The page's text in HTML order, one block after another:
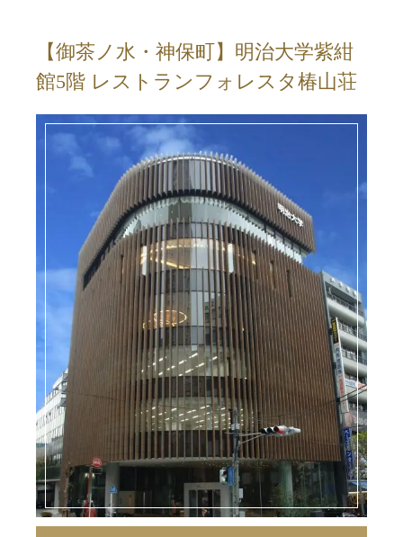
【御茶ノ水・神保町】明治大学紫紺
館5階 レストランフォレスタ椿山荘